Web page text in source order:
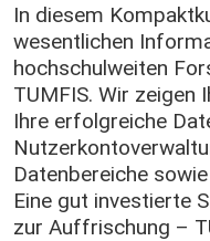
In diesem
wesentlichen
hochschulweiten
TUMFIS. Wir zeigen
Ihre erfolgreiche
Datenbereiche
Eine gut investierte
zur Auffrischung –